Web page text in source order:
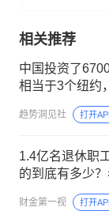
相关推荐
中国投资了
相当于3个纽约
趋势洞见社 打开
1.4亿名退休职
的到底有多少
财金第一视 打开